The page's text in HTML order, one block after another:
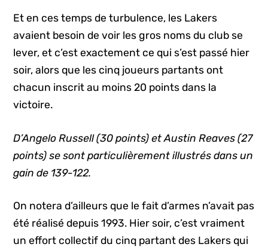
Et en ces temps de turbulence, les Lakers
avaient besoin de voir les gros noms du club se
lever, et c’est exactement ce qui s’est passé hier
soir, alors que les cinq joueurs partants ont
chacun inscrit au moins 20 points dans la
victoire.
D’Angelo Russell (30 points) et Austin Reaves (27
points) se sont particulièrement illustrés dans un
gain de 139-122.
On notera d’ailleurs que le fait d’armes n’avait pas
été réalisé depuis 1993. Hier soir, c’est vraiment
un effort collectif du cinq partant des Lakers qui